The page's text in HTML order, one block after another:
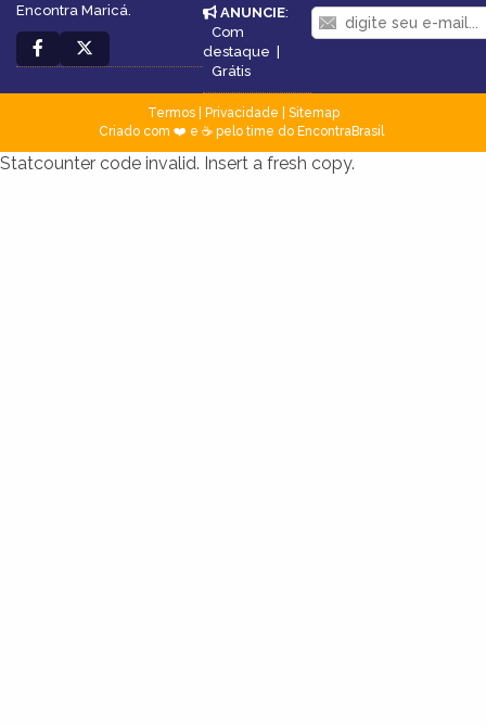
Encontra Maricá.
ANUNCIE:
Com
destaque
Grátis
Termos| Privacidade
Sitemap
Criado com ❤️ e ☕ pelo time do EncontraBrasil
Statcounter code invalid. Insert a fresh copy.